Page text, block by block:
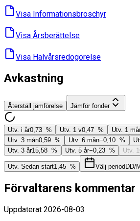
Visa Informations­broschyr
Visa Års­berättelse
Visa Halvårs­redogörelse
Avkastning
Återställ jämförelse Jämför fonder
Utv. i år0,73 % Utv. 1 v0,47 % Utv. 1
Utv. 3 mån0,59 % Utv. 6 mån−0,10 %
Utv. 3 år15,58 % Utv. 5 år−0,23 % Utv.
Utv. Sedan start1,45 % Välj period DD/
Förvaltarens kommentar
Uppdaterat 2026-08-03